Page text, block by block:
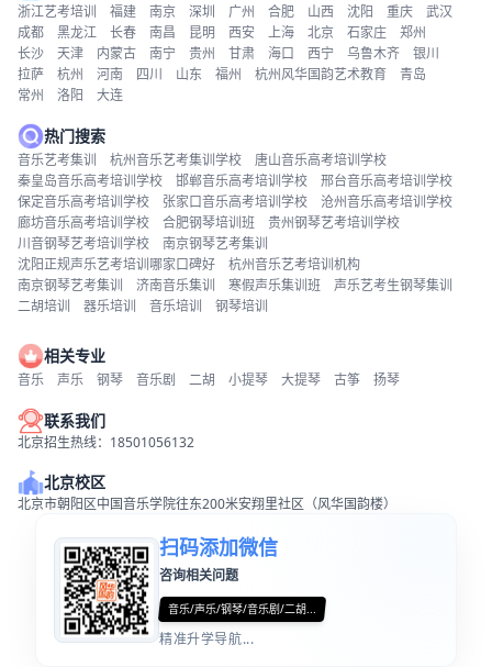
浙江艺考培训 福建 南京 深圳 广州 合肥 山西 沈阳 重庆
武汉
成都
黑龙江 长春 南昌 昆明 西安 上海 北京 石家庄
郑州
长沙
天津 内蒙古 南宁 贵州 甘肃 海口 西宁 乌鲁木齐
银川
拉萨
杭州 河南 四川 山东 福州 杭州风华国韵艺术教育
青岛
常州
洛阳 大连
热门搜索
音乐艺考集训 杭州音乐艺考集训学校
唐山音乐高考培训学校
秦皇岛音乐高考培训学校
邯郸音乐高考培训学校
邢台音乐高考培训学校
保定音乐高考培训学校
张家口音乐高考培训学校
沧州音乐高考培训学校
廊坊音乐高考培训学校
合肥钢琴培训班
贵州钢琴艺考培训学校
川音钢琴艺考培训学校
南京钢琴艺考集训
沈阳正规声乐艺考培训哪家口碑好
杭州音乐艺考培训机构
南京钢琴艺考集训
济南音乐集训 寒假声乐集训班
声乐艺考生钢琴集训
二胡培训
器乐培训 音乐培训 钢琴培训
相关专业
音乐 声乐 钢琴 音乐剧 二胡 小提琴 大提琴 古筝 扬琴
联系我们
北京招生热线：18501056132
北京校区
北京市朝阳区中国音乐学院往东200米安翔里社区（风华国韵楼）
扫码添加微信
咨询相关问题
音乐/声乐/钢琴/音乐剧/二胡...
精准升学导航...